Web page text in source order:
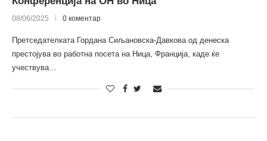
08/06/2025 0 коментар
Претседателката Гордана Сиљановска-Давкова од денеска
престојува во работна посета на Ница, Франција, каде ќе
учествува…